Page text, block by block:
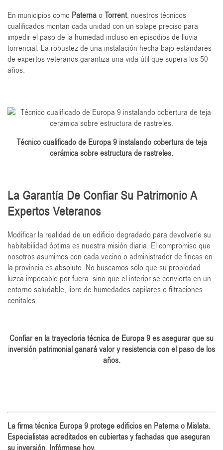
En municipios como Paternao Torrent, nuestros técnicos
cualificados montan cada unidad con un solape preciso para
impedir el paso de la humedad incluso en episodios de lluvia
torrencial. La robustez de una instalación hecha bajo estándares
de expertos veteranos garantiza una vida útil que supera los 50
años.
Técnico cualificado de Europa 9 instalando cobertura de teja
cerámica sobre estructura de rastreles.
La Garantía De Confiar Su Patrimonio A
Expertos Veteranos
Modificar la realidad de un edificio degradado para devolverle su
habitabilidad óptima es nuestra misión diaria. El compromiso que
nosotros asumimos con cada vecino o administrador de fincas en
la provincia es absoluto. No buscamos solo que su propiedad
luzca impecable por fuera, sino que el interior se convierta en un
entorno saludable, libre de humedades capilares o filtraciones
cenitales.
Confiar en la trayectoria técnica de Europa 9 es asegurar que su
inversión patrimonial ganará valor y resistencia con el paso de los
años.
La firma técnica Europa 9 protege edificios en Paterna o Mislata.
Especialistas acreditados en cubiertas y fachadas que aseguran